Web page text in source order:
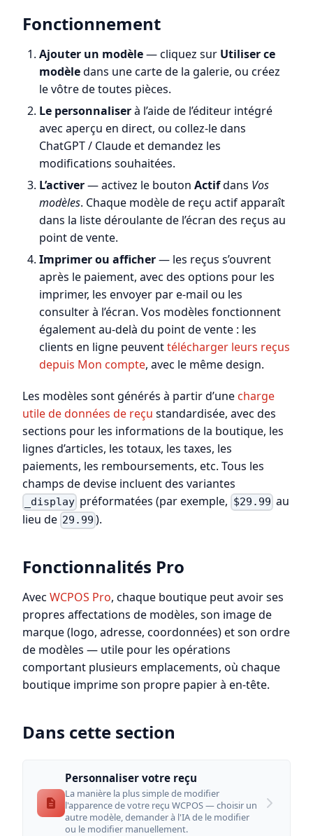
Fonctionnement
Ajouter un modèle— cliquez sur Utiliser ce
modèledans une carte de la galerie, ou créez
le vôtre de toutes pièces.
Le personnaliserà l’aide de l’éditeur intégré
avec aperçu en direct, ou collez-le dans
ChatGPT / Claude et demandez les
modifications souhaitées.
L’activer— activez le bouton Actifdans Vos
modèles. Chaque modèle de reçu actif apparaît
dans la liste déroulante de l’écran des reçus au
point de vente.
Imprimer ou afficher— les reçus s’ouvrent
après le paiement, avec des options pour les
imprimer, les envoyer par e-mail ou les
consulter à l’écran. Vos modèles fonctionnent
également au-delà du point de vente : les
clients en ligne peuventtélécharger leurs reçus
depuis Mon compte, avec le même design.
Les modèles sont générés à partir d’une charge
utile de données de reçu standardisée, avec des
sections pour les informations de la boutique, les
lignes d’articles, les totaux, les taxes, les
paiements, les remboursements, etc. Tous les
champs de devise incluent des variantes
_display préformatées (par exemple, $29.99 au
lieu de 29.99 ).
Fonctionnalités Pro
Avec WCPOS Pro, chaque boutique peut avoir ses
propres affectations de modèles, son image de
marque (logo, adresse, coordonnées) et son ordre
de modèles — utile pour les opérations
comportant plusieurs emplacements, où chaque
boutique imprime son propre papier à en-tête.
Dans cette section
Personnaliser votre reçu
La manière la plus simple de modifier
l'apparence de votre reçu WCPOS — choisir un
autre modèle, demander à l'IA de le modifier
ou le modifier manuellement.